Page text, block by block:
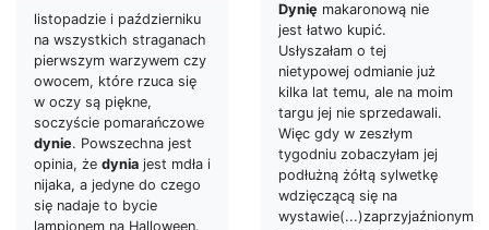
Dynię makaronową nie
jest łatwo kupić.
Usłyszałam o tej
nietypowej odmianie już
kilka lat temu, ale na moim
targu jej nie sprzedawali.
Więc gdy w zeszłym
tygodniu zobaczyłam jej
podłużną żółtą sylwetkę
wdzięczącą się na
wystawie(...)zaprzyjaźnionym
listopadzie i październiku
na wszystkich straganach
pierwszym warzywem czy
owocem, które rzuca się
w oczy są piękne,
soczyście pomarańczowe
dynie. Powszechna jest
opinia, że dynia jest mdła i
nijaka, a jedyne do czego
się nadaje to bycie
lampionem na Halloween.